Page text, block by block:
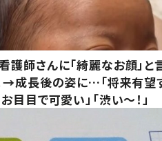
護師さんに「綺麗なお顔」と
→成長後の姿に…「将来有望
目目で可愛い」「渋い～！」